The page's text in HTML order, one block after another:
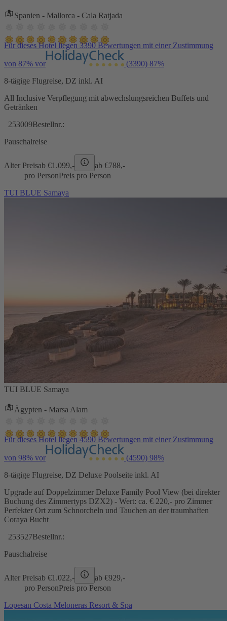
Spanien - Mallorca - Cala Ratjada
Für dieses Hotel liegen 3390 Bewertungen mit einer Zustimmung
von 87% vor (3390) 87%
8-tägige Flugreise, DZ inkl. AI
All Inclusive Verpflegung mit abwechslungsreichen Buffets und
Getränken
253009Bestellnr.:
Pauschalreise
Alter Preisab €1.099,- ab €788,-
pro PersonPreis pro Person
TUI BLUE Samaya
TUI BLUE Samaya
Ägypten - Marsa Alam
Für dieses Hotel liegen 4590 Bewertungen mit einer Zustimmung
von 98% vor (4590) 98%
8-tägige Flugreise, DZ Deluxe Poolseite inkl. AI
Upgrade auf Doppelzimmer Deluxe Family Pool View (bei direkter
Buchung des Zimmertyps DZX2) - Wert: ca. € 220,- pro Zimmer
Perfekter Ort zum Schnorcheln und Tauchen an der traumhaften
Coraya Bucht
253527Bestellnr.:
Pauschalreise
Alter Preisab €1.022,- ab €929,-
pro PersonPreis pro Person
Lopesan Costa Meloneras Resort & Spa